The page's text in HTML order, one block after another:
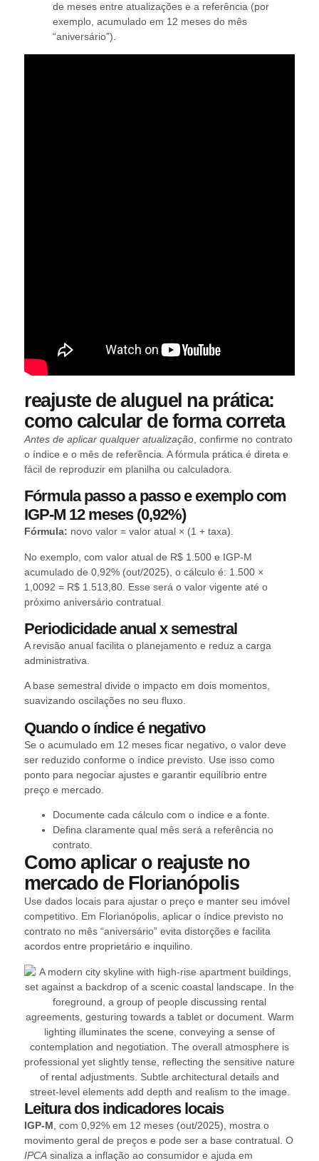
de meses entre atualizações e a referência (por
exemplo, acumulado em 12 meses do mês
“aniversário”).
reajuste de aluguel na prática:
como calcular de forma correta
Antes de aplicar qualquer atualização , confirme no contrato
o índice e o mês de referência. A fórmula prática é direta e
fácil de reproduzir em planilha ou calculadora.
Fórmula passo a passo e exemplo com
IGP-M 12 meses (0,92%)
Fórmula: novo valor = valor atual × (1 + taxa).
No exemplo, com valor atual de R$ 1.500 e IGP‑M
acumulado de 0,92% (out/2025), o cálculo é: 1.500 ×
1,0092 = R$ 1.513,80. Esse será o valor vigente até o
próximo aniversário contratual.
Periodicidade anual x semestral
A revisão anual facilita o planejamento e reduz a carga
administrativa.
A base semestral divide o impacto em dois momentos,
suavizando oscilações no seu fluxo.
Quando o índice é negativo
Se o acumulado em 12 meses ficar negativo, o valor deve
ser reduzido conforme o índice previsto. Use isso como
ponto para negociar ajustes e garantir equilíbrio entre
preço e mercado.
Documente cada cálculo com o índice e a fonte.
Defina claramente qual mês será a referência no
contrato.
Como aplicar o reajuste no
mercado de Florianópolis
Use dados locais para ajustar o preço e manter seu imóvel
competitivo. Em Florianópolis, aplicar o índice previsto no
contrato no mês “aniversário” evita distorções e facilita
acordos entre proprietário e inquilino.
Leitura dos indicadores locais
IGP‑M , com 0,92% em 12 meses (out/2025), mostra o
movimento geral de preços e pode ser a base contratual. O
IPCA sinaliza a inflação ao consumidor e ajuda em